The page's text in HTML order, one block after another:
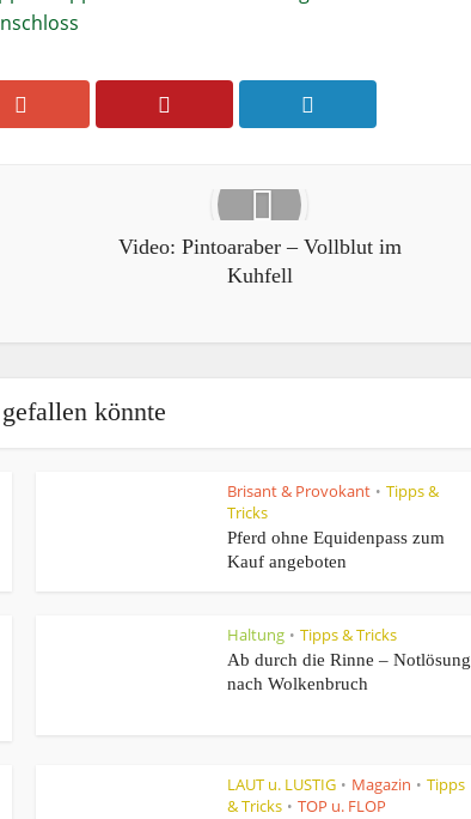
Video: Pintoaraber – Vollblut im
Kuhfell
könnte
Brisant & Provokant • Tipps &
Tricks
Pferd ohne Equidenpass zum
Kauf angeboten
Haltung • Tipps & Tricks
Ab durch die Rinne – Notlösung
nach Wolkenbruch
LAUT u. LUSTIG • Magazin • Tipps
& Tricks • TOP u. FLOP